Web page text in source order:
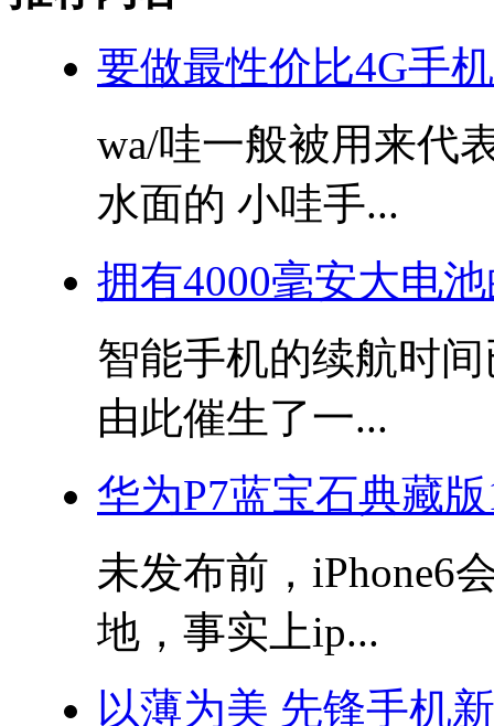
要做最性价比4G手
wa/哇一般被用来代
水面的 小哇手...
拥有4000毫安大电
智能手机的续航时
由此催生了一...
华为P7蓝宝石典藏
未发布前，iPhone6
地，事实上ip...
以薄为美 先锋手机